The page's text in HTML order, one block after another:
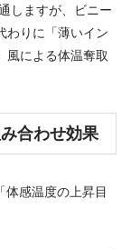
しますが、ビニー
わりに「薄いイン
風による体温奪取
合わせ効果
感温度の上昇目